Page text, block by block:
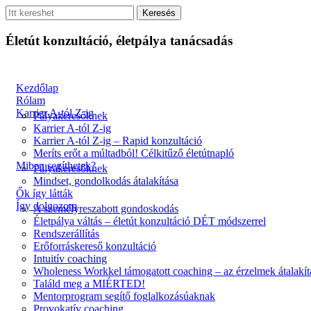
Életút konzultáció, életpálya tanácsadás
Kezdőlap
Rólam
Karrier A-tól Z-ig
Pályakeresőknek
Karrier A-tól Z-ig
Karrier A-tól Z-ig – Rapid konzultáció
Meríts erőt a múltadból! Célkitűző életútnapló
Miben segíthetek?
Pályakeresőknek
Mindset, gondolkodás átalakítása
Ők így látták
Így dolgozom
A személyreszabott gondoskodás
Életpálya váltás – életút konzultáció DÉT módszerrel
Rendszerállítás
Erőforráskereső konzultáció
Intuitív coaching
Wholeness Workkel támogatott coaching – az érzelmek
Találd meg a MIÉRTED!
Mentorprogram segítő foglalkozásúaknak